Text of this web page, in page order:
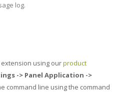
log.
using ourproduct
-> Panel Application ->
command line using the command